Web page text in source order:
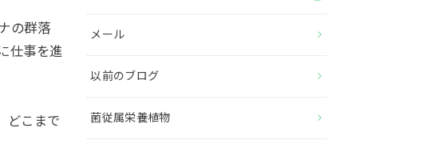
の群落
仕事を進
どこまで
メール
以前のブログ
菌従属栄養植物